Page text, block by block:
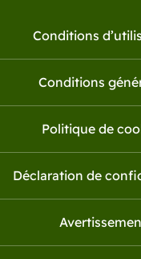
Conditions
Conditions
Politique de
Déclaration de